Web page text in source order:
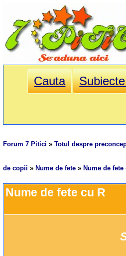
Cauta
Forum 7 Pitici »Totul despre
de copii » Nume de fete » Nume de fete
Nume de fete cu R